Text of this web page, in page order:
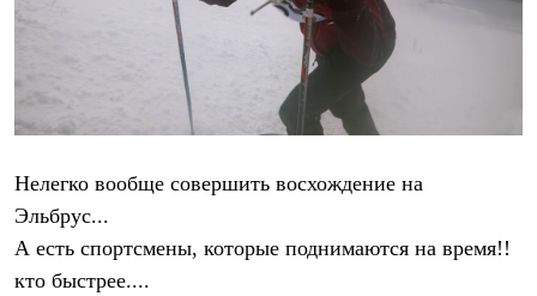
Толстовки
Теплое термобелье
Среднее термобелье
Легкое термобелье
Брюки
Детская одежда
Утепленная пухом
Комбинезоны
Куртки
Нелегко вообще совершить восхождение на
Эльбрус...
А есть спортсмены, которые поднимаются на время!!
кто быстрее....